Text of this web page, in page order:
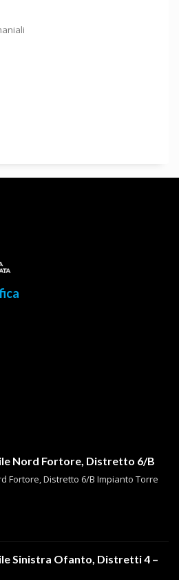
Nord Fortore, Distretto 6/B
Fortore, Distretto 6/B Impianto Torre
Sinistra Ofanto, Distretti 4 –